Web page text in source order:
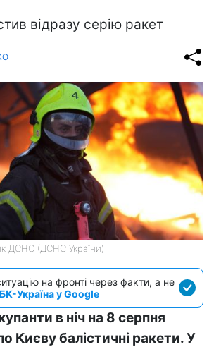
відразу серію ракет
ДСНС (ДСНС України)
на фронті через факти, а не
Україна у Google
в ніч на 8 серпня
Києву балістичні ракети. У